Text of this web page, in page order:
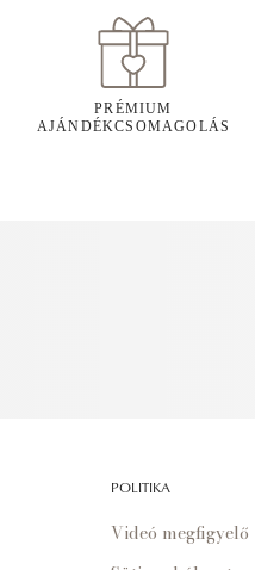
PRÉMIUM
AJÁNDÉKCSOMAGOLÁS
POLITIKA
Videó megfigyelő